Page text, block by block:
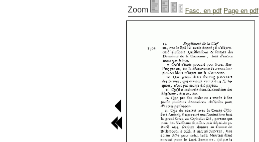
Zoom Fasc. en pdf Page en pdf